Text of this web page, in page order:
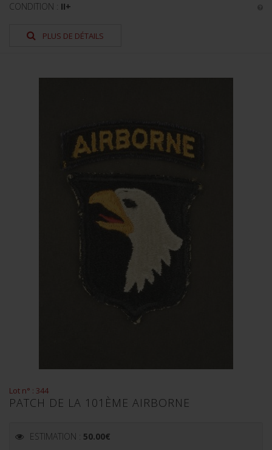
CONDITION : II+
PLUS DE DÉTAILS
Lot n° : 344
PATCH DE LA 101ÈME AIRBORNE
ESTIMATION : 50.00€